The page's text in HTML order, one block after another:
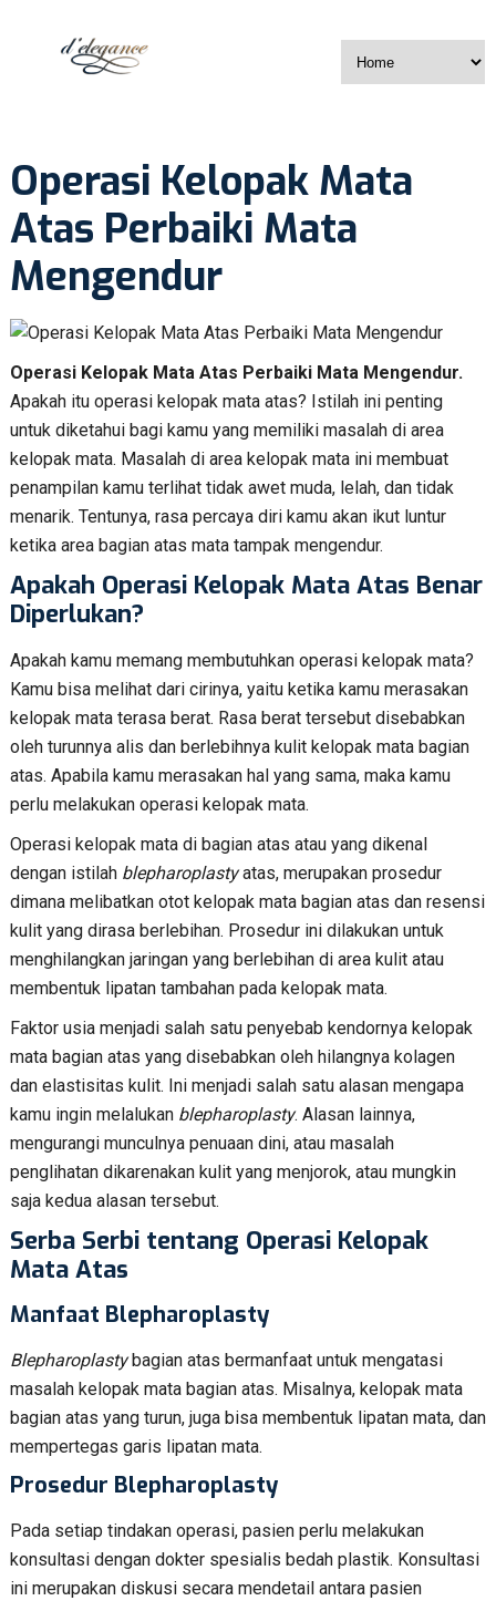
Operasi Kelopak Mata
Atas Perbaiki Mata
Mengendur
Operasi Kelopak Mata Atas Perbaiki Mata Mengendur.
Apakah itu operasi kelopak mata atas? Istilah ini penting
untuk diketahui bagi kamu yang memiliki masalah di area
kelopak mata. Masalah di area kelopak mata ini membuat
penampilan kamu terlihat tidak awet muda, lelah, dan tidak
menarik. Tentunya, rasa percaya diri kamu akan ikut luntur
ketika area bagian atas mata tampak mengendur.
Apakah Operasi Kelopak Mata Atas Benar
Diperlukan?
Apakah kamu memang membutuhkan operasi kelopak mata?
Kamu bisa melihat dari cirinya, yaitu ketika kamu merasakan
kelopak mata terasa berat. Rasa berat tersebut disebabkan
oleh turunnya alis dan berlebihnya kulit kelopak mata bagian
atas. Apabila kamu merasakan hal yang sama, maka kamu
perlu melakukan operasi kelopak mata.
Operasi kelopak mata di bagian atas atau yang dikenal
dengan istilah blepharoplastyatas, merupakan prosedur
dimana melibatkan otot kelopak mata bagian atas dan resensi
kulit yang dirasa berlebihan. Prosedur ini dilakukan untuk
menghilangkan jaringan yang berlebihan di area kulit atau
membentuk lipatan tambahan pada kelopak mata.
Faktor usia menjadi salah satu penyebab kendornya kelopak
mata bagian atas yang disebabkan oleh hilangnya kolagen
dan elastisitas kulit. Ini menjadi salah satu alasan mengapa
kamu ingin melalukan blepharoplasty. Alasan lainnya,
mengurangi munculnya penuaan dini, atau masalah
penglihatan dikarenakan kulit yang menjorok, atau mungkin
saja kedua alasan tersebut.
Serba Serbi tentang Operasi Kelopak
Mata Atas
Manfaat Blepharoplasty
Blepharoplastybagian atas bermanfaat untuk mengatasi
masalah kelopak mata bagian atas. Misalnya, kelopak mata
bagian atas yang turun, juga bisa membentuk lipatan mata, dan
mempertegas garis lipatan mata.
Prosedur Blepharoplasty
Pada setiap tindakan operasi, pasien perlu melakukan
konsultasi dengan dokter spesialis bedah plastik. Konsultasi
ini merupakan diskusi secara mendetail antara pasien